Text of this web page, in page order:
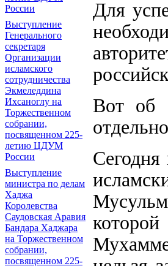
России
Выступление
Генерального
секретаря
Организации
исламского
сотрудничества
Экмеледдина
Ихсаноглу на
Торжественном
собрании,
посвященном 225-
летию ЦДУМ
России
Выступление
министра по делам
Хаджа
Королевства
Саудовская Аравия
Бандара Хаджара
на Торжественном
собрании,
посвященном 225-
Для
Вот об
Сегодня